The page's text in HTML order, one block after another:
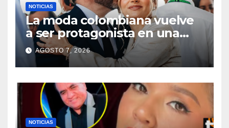
NOTICIAS
La moda colombiana vuelve
a ser protagonista en una
posesión presidencial
AGOSTO 7, 2026
NOTICIAS